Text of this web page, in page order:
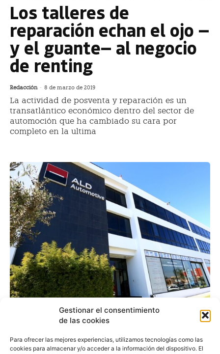
Gestionar el consentimiento
de las cookies
Para ofrecer las mejores experiencias, utilizamos tecnologías como las
cookies para almacenar y/o acceder a la información del dispositivo. El
Los talleres de
reparación echan el ojo —
y el guante— al negocio
de renting
Redacción - 8 de marzo de 2019
La actividad de posventa y reparación es un
transatlántico económico dentro del sector de
automoción que ha cambiado su cara por
completo en la ultima
ALD Automotive analiza
el futuro del renting en